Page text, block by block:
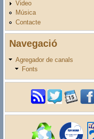
Video
Música
Contacte
Navegació
Agregador de canals
Fonts